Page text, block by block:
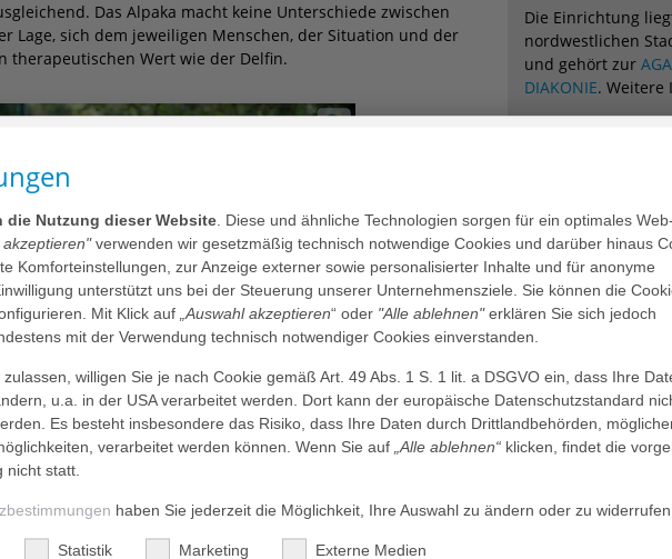
Das Alpaka macht keine Unterschiede zwischen
Lage, sich dem jeweiligen Menschen, der Situation und der
therapeutischen Wert wie der Delfin.
Die Einrichtung
nordwestlichen
und gehört zur
DIAKONIE. Weitere
Lucky:
die Nutzung dieser Website . Diese und ähnliche Technologien sorgen für ein optimales Web-
akzeptieren"verwenden wir gesetzmäßig technisch notwendige Cookies und darüber hinaus
Komforteinstellungen, zur Anzeige externer sowie personalisierter Inhalte und für anonyme
unterstützt uns bei der Steuerung unserer Unternehmensziele. Sie können die
Mit Klick auf „Auswahl akzeptieren“ oder "Alle ablehnen"erklären Sie sich jedoch
mit der Verwendung technisch notwendiger Cookies einverstanden.
willigen Sie je nach Cookie gemäß Art. 49 Abs. 1 S. 1 lit. a DSGVO ein, dass Ihre
u.a. in der USA verarbeitet werden. Dort kann der europäische Datenschutzstandard
Es besteht insbesondere das Risiko, dass Ihre Daten durch Drittlandbehörden,
verarbeitet werden können. Wenn Sie auf „Alle ablehnen“ klicken, findet die
nicht statt.
haben Sie jederzeit die Möglichkeit, Ihre Auswahl zu ändern oder zu widerrufen.
Statistik Marketing Externe Medien